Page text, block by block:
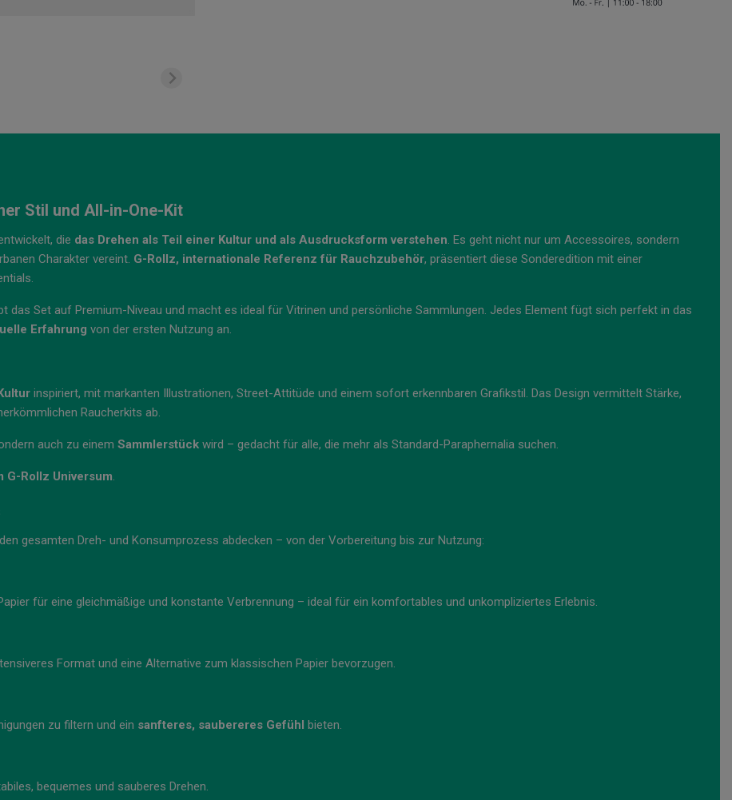
Stil und All-in-One-Kit
die das Drehen als Teil einer Kultur und als Ausdrucksform verstehen. Es geht nicht nur um Accessoires, sondern
Charakter vereint. G-Rollz, internationale Referenz für Rauchzubehör, präsentiert diese Sonderedition mit einer
das Set auf Premium-Niveau und macht es ideal für Vitrinen und persönliche Sammlungen. Jedes Element fügt sich perfekt in das
Erfahrung von der ersten Nutzung an.
inspiriert, mit markanten Illustrationen, Street-Attitüde und einem sofort erkennbaren Grafikstil. Das Design vermittelt Stärke,
Raucherkits ab.
auch zu einem Sammlerstück wird – gedacht für alle, die mehr als Standard-Paraphernalia suchen.
G-Rollz Universum.
gesamten Dreh- und Konsumprozess abdecken – von der Vorbereitung bis zur Nutzung:
für eine gleichmäßige und konstante Verbrennung – ideal für ein komfortables und unkompliziertes Erlebnis.
Format und eine Alternative zum klassischen Papier bevorzugen.
zu filtern und ein sanfteres, saubereres Gefühl bieten.
bequemes und sauberes Drehen.